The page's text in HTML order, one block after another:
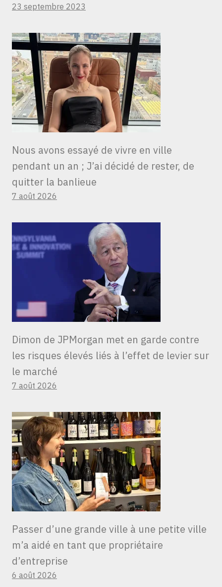
23 septembre 2023
Nous avons essayé de vivre en ville
pendant un an ; J’ai décidé de rester, de
quitter la banlieue
7 août 2026
Dimon de JPMorgan met en garde contre
les risques élevés liés à l’effet de levier sur
le marché
7 août 2026
Passer d’une grande ville à une petite ville
m’a aidé en tant que propriétaire
d’entreprise
6 août 2026